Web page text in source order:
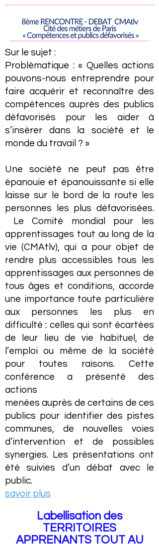
Sur le sujet :
Problématique : « Quelles actions
pouvons-nous entreprendre pour
faire acquérir et reconnaître des
compétences auprès des publics
défavorisés pour les aider à
s’insérer dans la société et le
monde du travail ? »
Une société ne peut pas être
épanouie et épanouissante si elle
laisse sur le bord de la route les
personnes les plus défavorisées.
Le Comité mondial pour les
apprentissages tout au long de la
vie (CMAtlv), qui a pour objet de
rendre plus accessibles tous les
apprentissages aux personnes de
tous âges et conditions, accorde
une importance toute particulière
aux personnes les plus en
difficulté : celles qui sont écartées
de leur lieu de vie habituel, de
l’emploi ou même de la société
pour toutes raisons. Cette
conférence a présenté des
actions
menées auprès de certains de ces
publics pour identifier des pistes
communes, de nouvelles voies
d’intervention et de possibles
synergies. Les présentations ont
été suivies d’un débat avec le
public.
savoir plus
Labellisation des
TERRITOIRES
APPRENANTS TOUT AU